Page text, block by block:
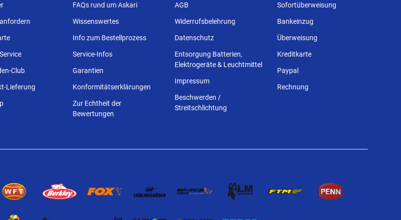
Club
Lieferung
FAQs rund um Askari
Wissenswertes
Info zum Bestellprozess
Service-Infos
Garantien
Konformitätserklärungen
Zur Echtheit der
Bewertungen
AGB
Widerrufsbelehrung
Datenschutz
Entsorgung Batterien,
Elektrogeräte & Leuchtmittel
Impressum
Beschwerden /
Streitschlichtung
Sofortüberweisung
Bankeinzug
Überweisung
Kreditkarte
Paypal
Rechnung